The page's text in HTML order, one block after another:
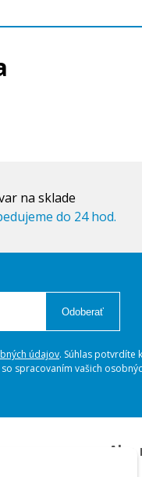
na sklade
do 24 hod.
Odoberať
údajov. Súhlas potvrdíte
spracovaním vašich